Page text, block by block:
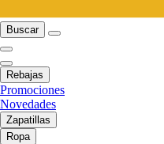
Buscar
Rebajas
Promociones
Novedades
Zapatillas
Ropa